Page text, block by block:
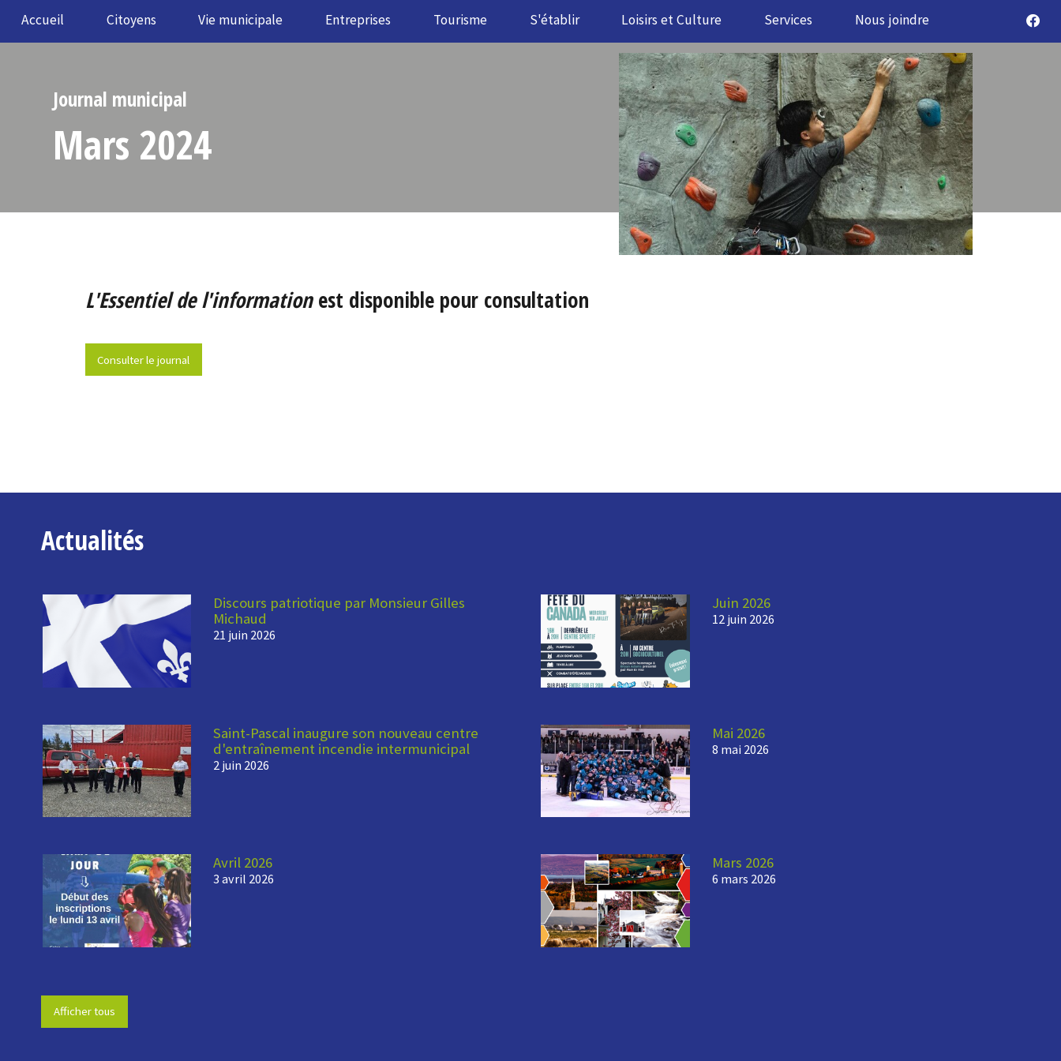
Accueil Citoyens Vie municipale Entreprises Tourisme S'établir Loisirs et Culture Services Nous joindre
Journal municipal
Mars 2024
L'Essentiel de l'informationest disponible pour consultation
Consulter le journal
Actualités
Discours patriotique par Monsieur Gilles
Michaud
21 juin 2026
Juin 2026
12 juin 2026
Saint-Pascal inaugure son nouveau centre
d'entraînement incendie intermunicipal
2 juin 2026
Mai 2026
8 mai 2026
Avril 2026
3 avril 2026
Mars 2026
6 mars 2026
Afficher tous